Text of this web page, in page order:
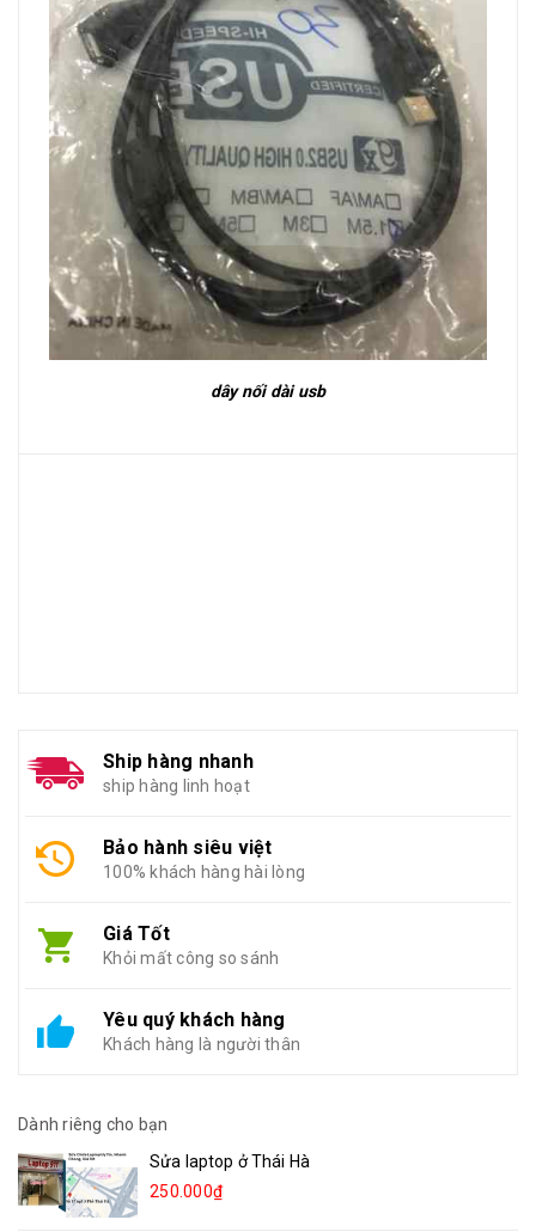
dây nối dài usb
Ship hàng nhanh
ship hàng linh hoạt
Bảo hành siêu việt
100% khách hàng hài lòng
Giá Tốt
Khỏi mất công so sánh
Yêu quý khách hàng
Khách hàng là người thân
Dành riêng cho bạn
Sửa laptop ở Thái Hà
250.000₫